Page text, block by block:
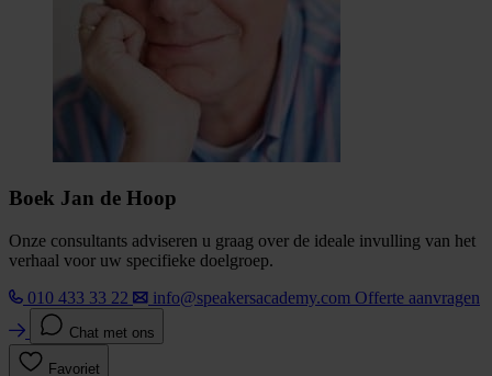
Boek Jan de Hoop
Onze consultants adviseren u graag over de ideale invulling van het
verhaal voor uw specifieke doelgroep.
010 433 33 22
info@speakersacademy.com Offerte aanvragen
Chat met ons
Favoriet